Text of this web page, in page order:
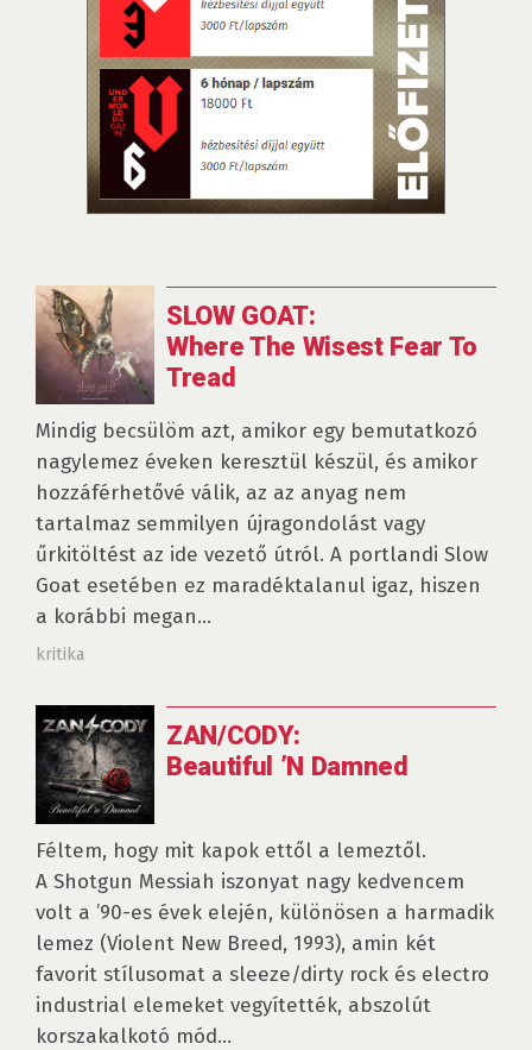
SLOW GOAT:
Where The Wisest Fear To
Tread
Mindig becsülöm azt, amikor egy bemutatkozó
nagylemez éveken keresztül készül, és amikor
hozzáférhetővé válik, az az anyag nem
tartalmaz semmilyen újragondolást vagy
űrkitöltést az ide vezető útról. A portlandi Slow
Goat esetében ez maradéktalanul igaz, hiszen
a korábbi megan...
kritika
ZAN/CODY:
Beautiful ’N Damned
Féltem, hogy mit kapok ettől a lemeztől.
A Shotgun Messiah iszonyat nagy kedvencem
volt a ’90-es évek elején, különösen a harmadik
lemez (Violent New Breed, 1993), amin két
favorit stílusomat a sleeze/dirty rock és electro
industrial elemeket vegyítették, abszolút
korszakalkotó mód...